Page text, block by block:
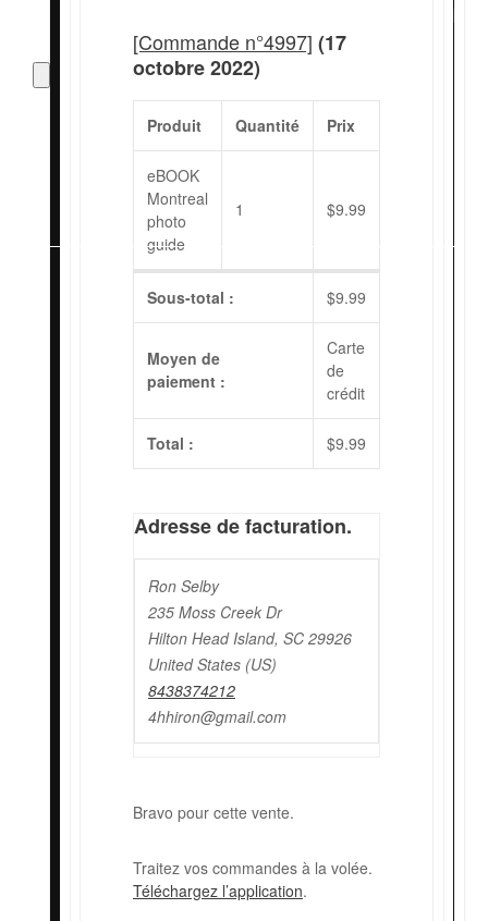
[Commande n°4997] (17
octobre 2022)
Produit Quantité Prix
eBOOK
Montreal
photo
guide
1 $9.99
Sous-total : $9.99
Moyen de
paiement :
Carte
de
crédit
Total : $9.99
Adresse de facturation.
Ron Selby
235 Moss Creek Dr
Hilton Head Island, SC 29926
United States (US)
8438374212
4hhiron@gmail.com
Bravo pour cette vente.
Traitez vos commandes à la volée.
Téléchargez l’application.